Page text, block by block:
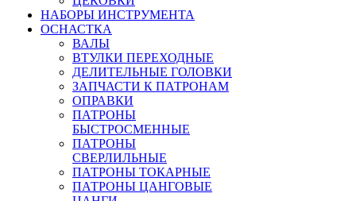
НАБОРЫ ИНСТРУМЕНТА
ОСНАСТКА
ВАЛЫ
ВТУЛКИ ПЕРЕХОДНЫЕ
ДЕЛИТЕЛЬНЫЕ ГОЛОВКИ
ЗАПЧАСТИ К ПАТРОНАМ
ОПРАВКИ
ПАТРОНЫ
БЫСТРОСМЕННЫЕ
ПАТРОНЫ
СВЕРЛИЛЬНЫЕ
ПАТРОНЫ ТОКАРНЫЕ
ПАТРОНЫ ЦАНГОВЫЕ